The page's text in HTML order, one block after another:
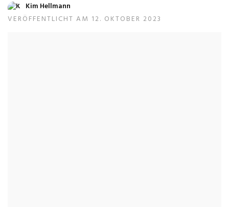
Kim Hellmann
VERÖFFENTLICHT AM 12. OKTOBER 2023